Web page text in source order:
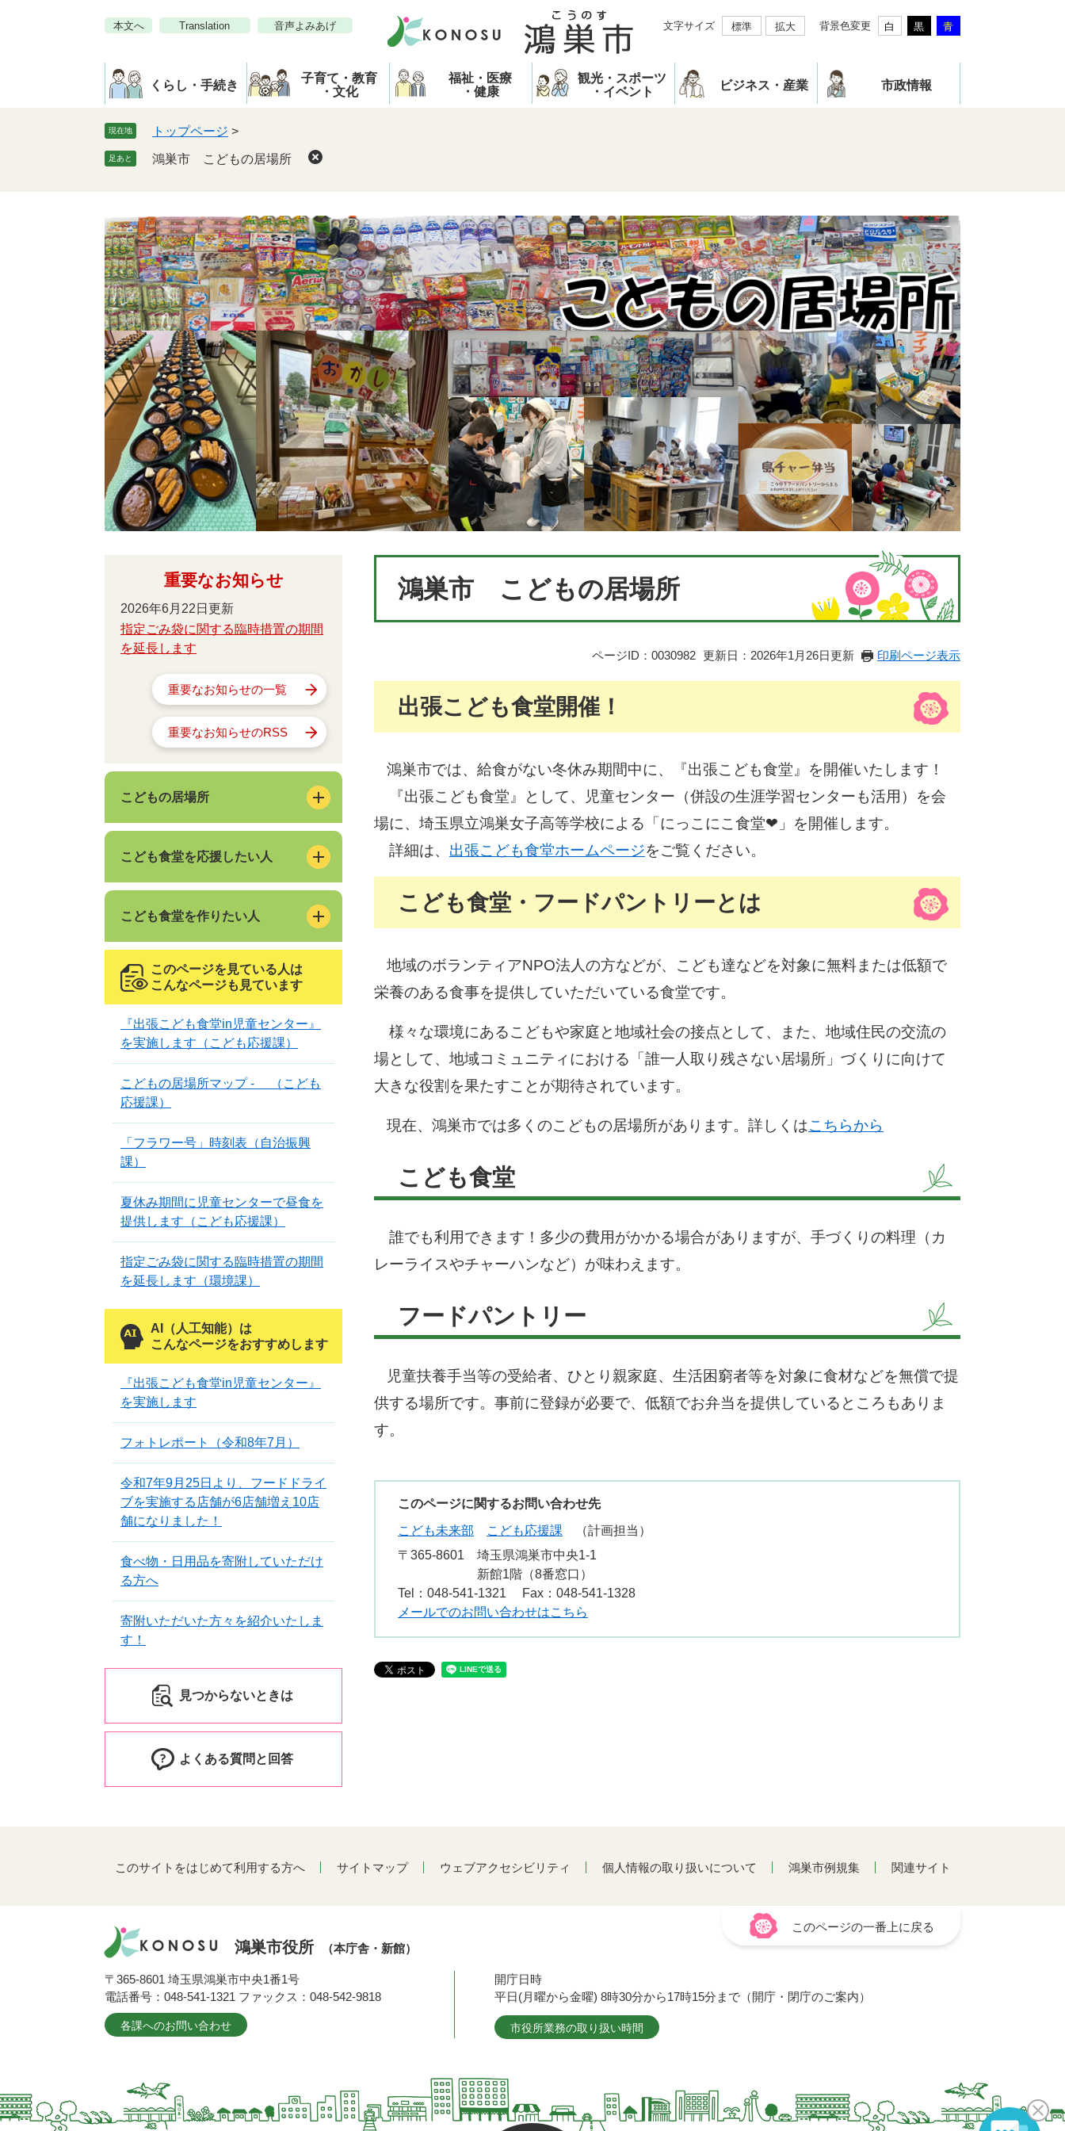
本文へ Translation 音声よみあげ 文字サイズ 標準 拡大 背景色変更 白 黒 青
くらし・手続き
子育て・教育
・文化
福祉・医療
・健康
観光・スポーツ
・イベント
ビジネス・産業 市政情報
現在地 トップページ >
足あと 鴻巣市 こどもの居場所
鴻巣市 こどもの居場所
ページID：0030982 更新日：2026年1月26日更新 印刷ページ表示
出張こども食堂開催！
鴻巣市では、給食がない冬休み期間中に、『出張こども食堂』を開催いたします！
『出張こども食堂』として、児童センター（併設の生涯学習センターも活用）を会
場に、埼玉県立鴻巣女子高等学校による「にっこにこ食堂❤」を開催します。
詳細は、 出張こども食堂ホームページをご覧ください。
こども食堂・フードパントリーとは
地域のボランティアNPO法人の方などが、こども達などを対象に無料または低額で
栄養のある食事を提供していただいている食堂です。
様々な環境にあるこどもや家庭と地域社会の接点として、また、地域住民の交流の
場として、地域コミュニティにおける「誰一人取り残さない居場所」づくりに向けて
大きな役割を果たすことが期待されています。
現在、鴻巣市では多くのこどもの居場所があります。詳しくはこちらから
こども食堂
誰でも利用できます！多少の費用がかかる場合がありますが、手づくりの料理（カ
レーライスやチャーハンなど）が味わえます。
フードパントリー
児童扶養手当等の受給者、ひとり親家庭、生活困窮者等を対象に食材などを無償で提
供する場所です。事前に登録が必要で、低額でお弁当を提供しているところもありま
す。
このページに関するお問い合わせ先
こども未来部
こども応援課
計画担当
〒365-8601
埼玉県鴻巣市中央1-1
新館1階（8番窓口）
Tel：048-541-1321
Fax：048-541-1328
メールでのお問い合わせはこちら
重要なお知らせ
2026年6月22日更新
指定ごみ袋に関する臨時措置の期間
を延長します
重要なお知らせの一覧
重要なお知らせのRSS
こどもの居場所
こども食堂を応援したい人
こども食堂を作りたい人
このページを見ている人は
こんなページも見ています
『出張こども食堂in児童センター』
を実施します（こども応援課）
こどもの居場所マップ - （こども
応援課）
「フラワー号」時刻表（自治振興
課）
夏休み期間に児童センターで昼食を
提供します（こども応援課）
指定ごみ袋に関する臨時措置の期間
を延長します（環境課）
AI（人工知能）は
こんなページをおすすめします
『出張こども食堂in児童センター』
を実施します
フォトレポート（令和8年7月）
令和7年9月25日より、フードドライ
ブを実施する店舗が6店舗増え10店
舗になりました！
食べ物・日用品を寄附していただけ
る方へ
寄附いただいた方々を紹介いたしま
す！
見つからないときは
よくある質問と回答
このサイトをはじめて利用する方へ サイトマップ ウェブアクセシビリティ 個人情報の取り扱いについて 鴻巣市例規集 関連サイト
このページの一番上に戻る
鴻巣市役所 （本庁舎・新館）
〒365-8601 埼玉県鴻巣市中央1番1号
電話番号：048-541-1321 ファックス：048-542-9818
各課へのお問い合わせ
開庁日時
平日(月曜から金曜) 8時30分から17時15分まで（開庁・閉庁のご案内）
市役所業務の取り扱い時間